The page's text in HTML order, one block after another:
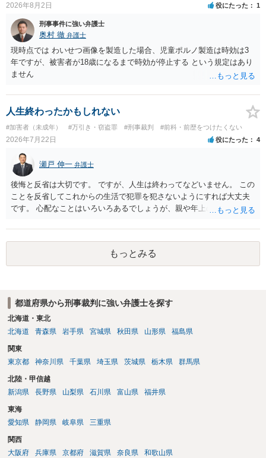
2026年8月2日 役にたった 1
刑事事件に強い弁護士
奥村 徹 弁護士
現時点では わいせつ画像を製造した場合、児童ポルノ製造は時効は3
年ですが、被害者が18歳になるまで時効が停止する という規定はあり
ません
人生終わったかもしれない
#加害者（未成年） #万引き・窃盗罪 #刑事裁判 #前科・前歴をつけたくない
2026年7月22日 役にたった 4
瀬戸 伸一 弁護士
後悔と反省は大切です。 ですが、人生は終わってなどいません。 この
ことを反省してこれからの生活で犯罪を犯さないようにすれば大丈夫
です。 心配なことはいろいろあるでしょうが、親や年上の兄弟や信頼
す。
もっとみる
都道府県から刑事裁判に強い弁護士を探す
北海道・東北
北海道
青森県 岩手県 宮城県 秋田県 山形県 福島県
関東
東京都
神奈川県 千葉県 埼玉県 茨城県 栃木県 群馬県
北陸・甲信越
新潟県
長野県 山梨県 石川県 富山県 福井県
東海
愛知県
静岡県 岐阜県 三重県
関西
大阪府
兵庫県 京都府 滋賀県 奈良県 和歌山県